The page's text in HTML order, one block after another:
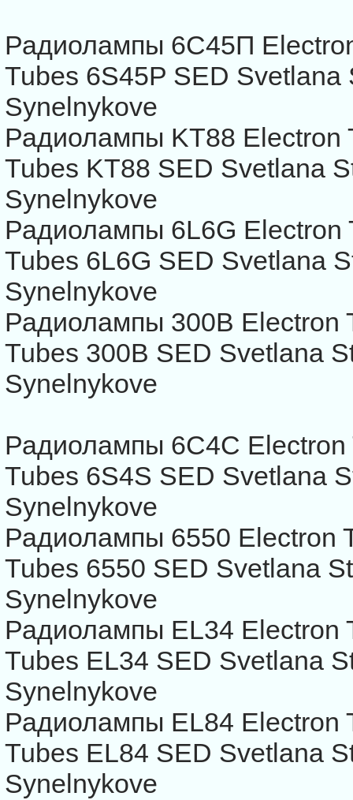
Радиолампы 6С45П
Tubes 6S45P SED Svetlana
Synelnykove
Радиолампы KT88 Electron
Tubes KT88 SED Svetlana
Synelnykove
Радиолампы 6L6G Electron
Tubes 6L6G SED Svetlana
Synelnykove
Радиолампы 300B Electron
Tubes 300B SED Svetlana
Synelnykove
Радиолампы 6С4С Electron
Tubes 6S4S SED Svetlana
Synelnykove
Радиолампы 6550 Electron
Tubes 6550 SED Svetlana
Synelnykove
Радиолампы EL34 Electron
Tubes EL34 SED Svetlana
Synelnykove
Радиолампы EL84 Electron
Tubes EL84 SED Svetlana
Synelnykove